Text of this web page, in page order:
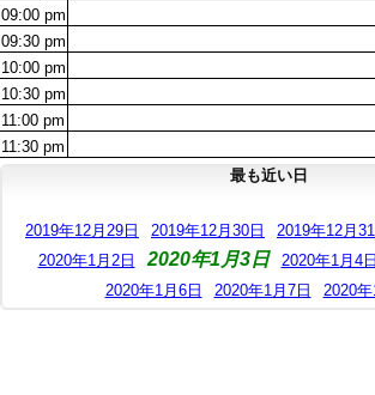
09:00 pm
09:30 pm
10:00 pm
10:30 pm
11:00 pm
11:30 pm
最も近い日
2019年12月29日 2019年12月30日 2019年12月31
2020年1月2日
2020年1月3日 2020年1月4日
2020年1月6日
2020年1月7日 2020年